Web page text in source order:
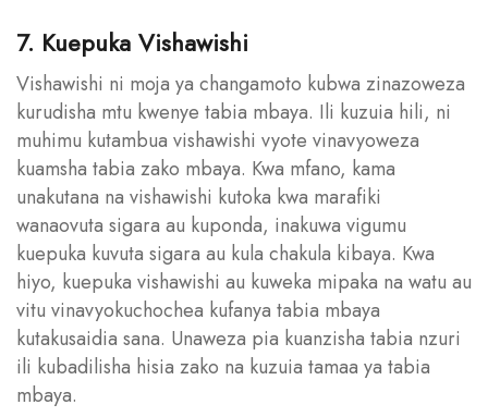
7. Kuepuka Vishawishi
Vishawishi ni moja ya changamoto kubwa zinazoweza
kurudisha mtu kwenye tabia mbaya. Ili kuzuia hili, ni
muhimu kutambua vishawishi vyote vinavyoweza
kuamsha tabia zako mbaya. Kwa mfano, kama
unakutana na vishawishi kutoka kwa marafiki
wanaovuta sigara au kuponda, inakuwa vigumu
kuepuka kuvuta sigara au kula chakula kibaya. Kwa
hiyo, kuepuka vishawishi au kuweka mipaka na watu au
vitu vinavyokuchochea kufanya tabia mbaya
kutakusaidia sana. Unaweza pia kuanzisha tabia nzuri
ili kubadilisha hisia zako na kuzuia tamaa ya tabia
mbaya.